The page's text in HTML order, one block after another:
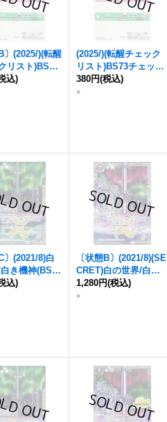
〕(2025/)(転醒
リスト)BS73
リスト3【-】
6}《無》
込)
(2025/)(転醒チェック
リスト)BS73チェック
リスト3【-】{BS73-5/
6}《無》
380円(税込)
×
〕(2021/8)白
き機神(BSC
転醒X】{BS
BS52-TX02
込)
〔状態B〕(2021/8)(SE
CRET)白の世界/白き
機神(BSC38収録)【転
醒X-SEC】{BS52-TX0
1,280円(税込)
×